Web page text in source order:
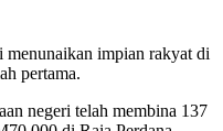
impian rakyat di
pertama.
negeri telah membina 137